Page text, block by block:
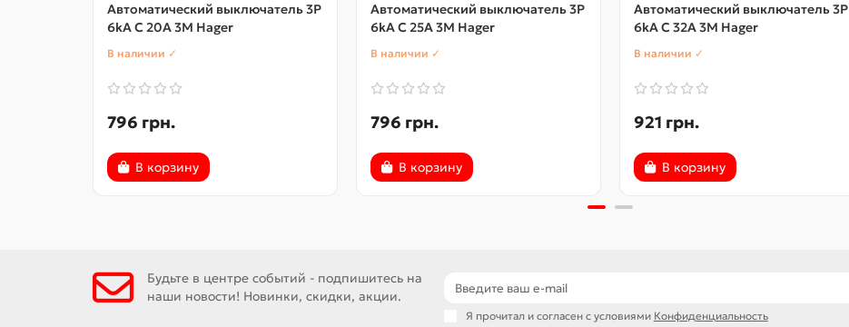
Автоматический выключатель 3P
6kA C 20A 3M Hager
В наличии ✓
796 грн.
В корзину
Автоматический выключатель 3P
6kA C 25A 3M Hager
В наличии ✓
796 грн.
В корзину
Автоматический выключатель 3P
6kA C 32A 3M Hager
В наличии ✓
921 грн.
В корзину
Будьте в центре событий - подпишитесь на
наши новости! Новинки, скидки, акции.
Я прочитал и согласен с условиями Конфиденциальность